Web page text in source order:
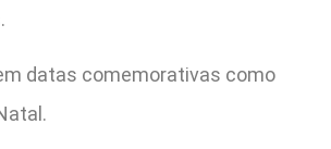
datas comemorativas como